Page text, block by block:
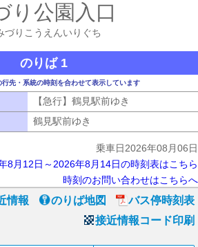
り公園入口
づりこうえんいりぐち
のりば 1
先・系統の時刻を合わせて表示しています
【急行】鶴見駅前ゆき
鶴見駅前ゆき
乗車日2026年08月06日
8月12日～2026年8月14日の時刻表はこちら
時刻のお問い合わせはこちらへ
情報 のりば地図
バス停時刻表
接近情報コード印刷